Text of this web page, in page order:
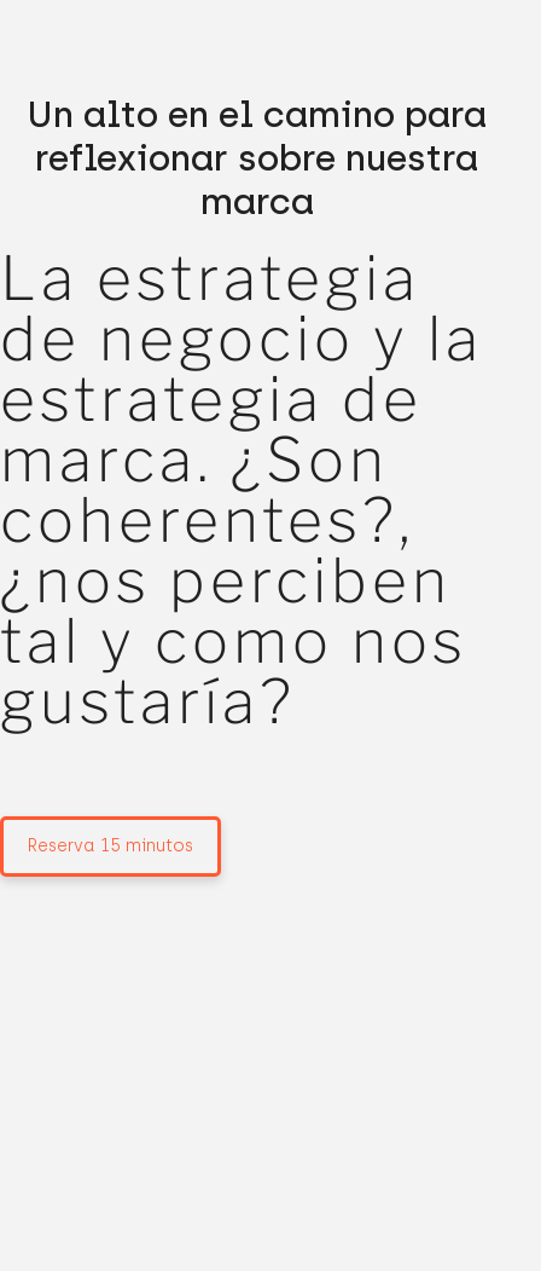
Un alto en el camino para
reflexionar sobre nuestra
marca
La estrategia
de negocio y la
estrategia de
marca. ¿Son
coherentes?,
¿nos perciben
tal y como nos
gustaría?
Reserva 15 minutos